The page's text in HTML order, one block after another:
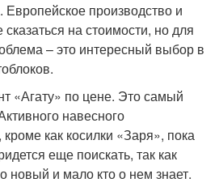
производство и
на стоимости, но для
– это интересный выбор в
«Агату» по цене. Это самый
навесного
как косилки «Заря», пока
еще поискать, так как
новый и мало кто о нем знает.